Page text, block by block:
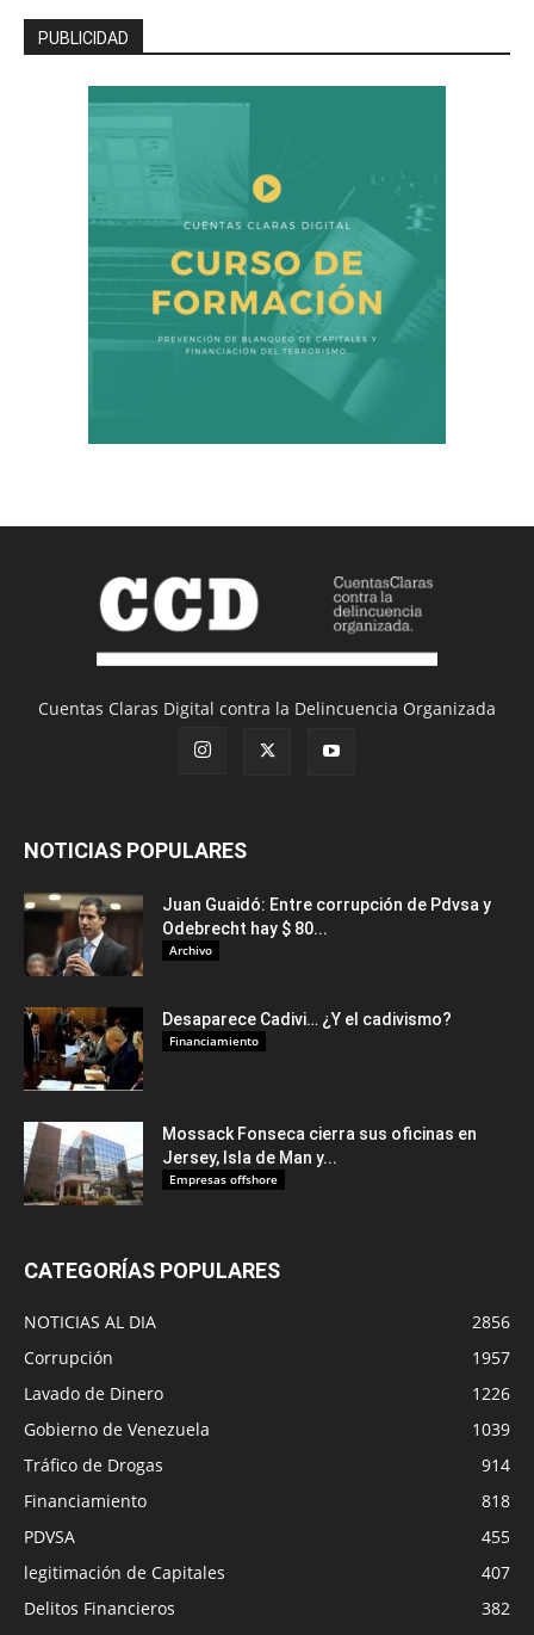
PUBLICIDAD
Cuentas Claras Digital contra la Delincuencia Organizada
NOTICIAS POPULARES
Juan Guaidó: Entre corrupción de Pdvsa y
Odebrecht hay $ 80...
Archivo
Desaparece Cadivi… ¿Y el cadivismo?
Financiamiento
Mossack Fonseca cierra sus oficinas en
Jersey, Isla de Man y...
Empresas offshore
CATEGORÍAS POPULARES
NOTICIAS AL DIA
2856
Corrupción
1957
Lavado de Dinero
1226
Gobierno de Venezuela
1039
Tráfico de Drogas
914
Financiamiento
818
PDVSA
455
legitimación de Capitales
407
Delitos Financieros
382